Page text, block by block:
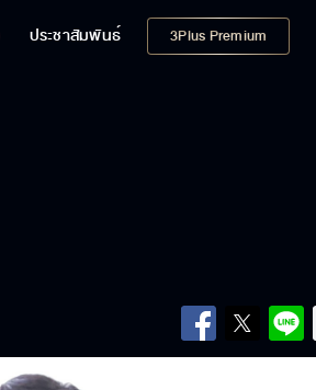
ประชาสัมพันธ์ 3Plus Premium